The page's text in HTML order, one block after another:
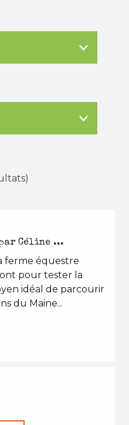
Céline ...
ferme équestre
pour tester la
idéal de parcourir
du Maine...